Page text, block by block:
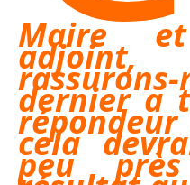
Maire
dernier a
cela
peu